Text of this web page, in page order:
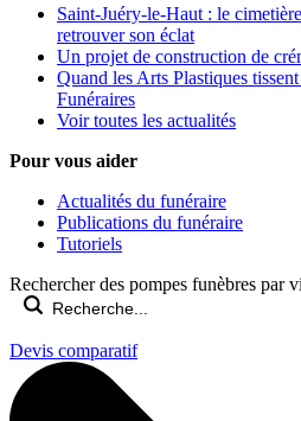
Saint-Juéry-le-Haut : le
retrouver son éclat
Un projet de construction de
Quand les Arts Plastiques
Funéraires
Voir toutes les actualités
Pour vous aider
Actualités du funéraire
Publications du funéraire
Tutoriels
Rechercher des pompes funèbres par
Devis comparatif